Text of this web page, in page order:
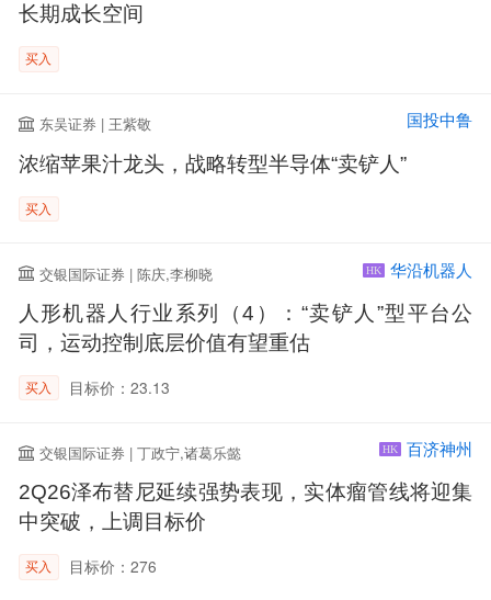
长期成长空间
买入
东吴证券 | 王紫敬 国投中鲁
浓缩苹果汁龙头，战略转型半导体“卖铲人”
买入
交银国际证券 | 陈庆,李柳晓 HK 华沿机器人
人形机器人行业系列（4）：“卖铲人”型平台公
司，运动控制底层价值有望重估
买入 目标价：23.13
交银国际证券 | 丁政宁,诸葛乐懿 HK 百济神州
2Q26泽布替尼延续强势表现，实体瘤管线将迎集
中突破，上调目标价
买入 目标价：276